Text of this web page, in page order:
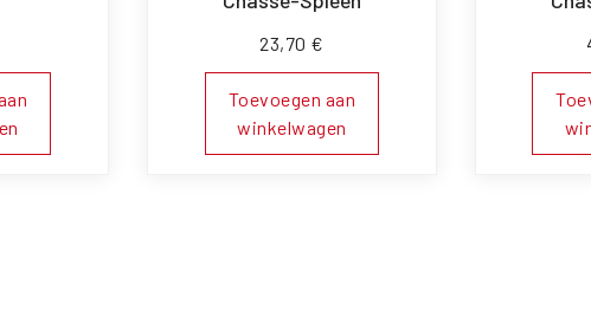
23,70 €
Toevoegen aan
winkelwagen